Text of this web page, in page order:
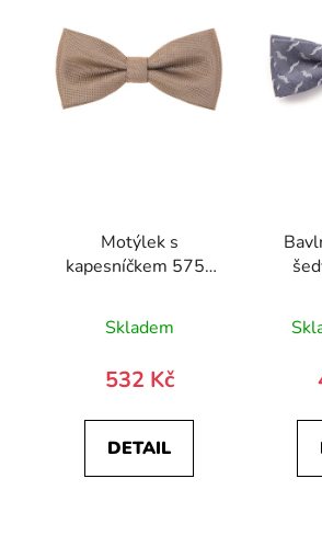
Motýlek s
kapesníčkem 575-
Skladem
532 Kč
DETAIL